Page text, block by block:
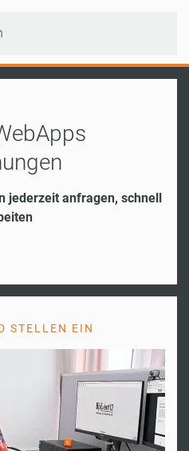
jederzeit anfragen, schnell
STELLEN EIN